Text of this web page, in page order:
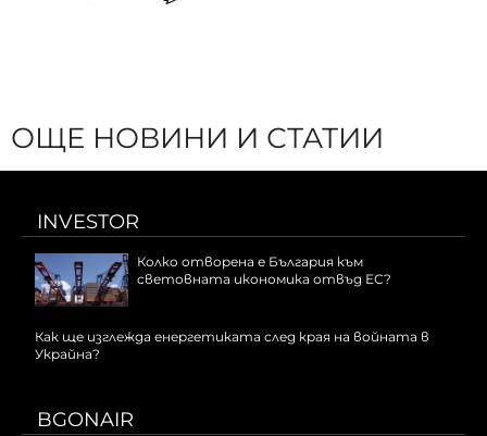
ОЩЕ НОВИНИ И СТАТИИ
INVESTOR
Колко отворена е България към
световната икономика отвъд ЕС?
Как ще изглежда енергетиката след края на войната в
Украйна?
BGONAIR